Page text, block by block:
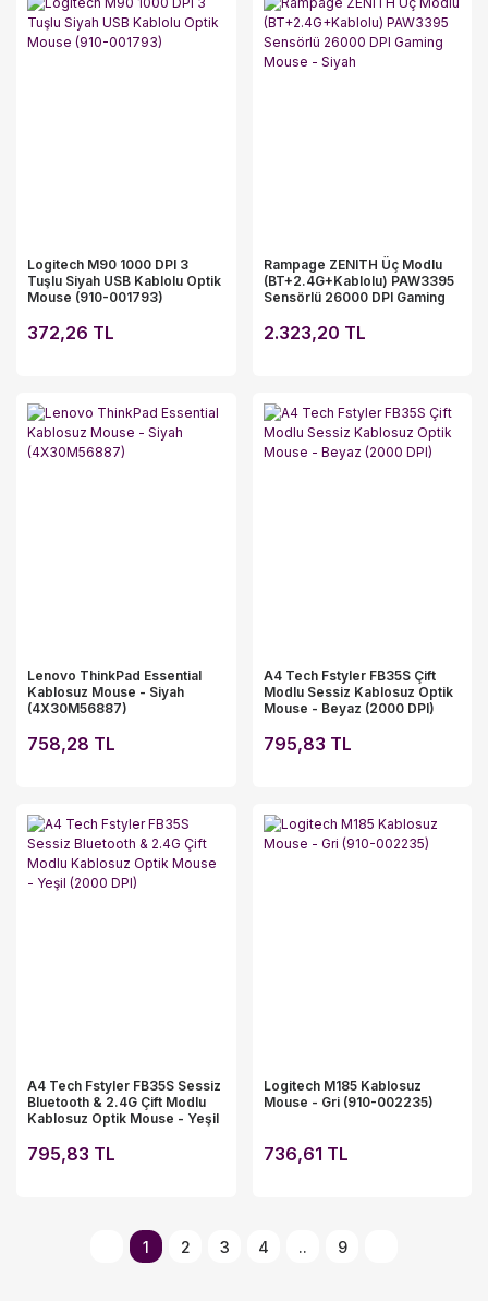
Logitech M90 1000 DPI 3
Tuşlu Siyah USB Kablolu Optik
Mouse (910-001793)
372,26 TL
Rampage ZENITH Üç Modlu
(BT+2.4G+Kablolu) PAW3395
Sensörlü 26000 DPI Gaming
2.323,20 TL
Lenovo ThinkPad Essential
Kablosuz Mouse - Siyah
(4X30M56887)
758,28 TL
A4 Tech Fstyler FB35S Çift
Modlu Sessiz Kablosuz Optik
Mouse - Beyaz (2000 DPI)
795,83 TL
A4 Tech Fstyler FB35S Sessiz
Bluetooth & 2.4G Çift Modlu
Kablosuz Optik Mouse - Yeşil
795,83 TL
Logitech M185 Kablosuz
Mouse - Gri (910-002235)
736,61 TL
1 2 3 4 .. 9